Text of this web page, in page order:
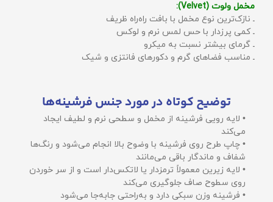
مخمل ولوت (Velvet):
ـ نازک‌ترین نوع مخمل با بافت راه‌راه ظریف
ـ کمی پرزدار با حس لمس نرم و لوکس
ـ گرمای بیشتر نسبت به میکرو
ـ مناسب فضاهای گرم و دکورهای فانتزی و شیک
توضیح کوتاه در مورد جنس فرشینه‌ها
• لایه رویی فرشینه از مخمل و سطحی نرم و لطیف ایجاد
می‌کند
• چاپ طرح روی فرشینه با وضوح بالا انجام می‌شود و رنگ‌ها
شفاف و ماندگار باقی می‌مانند
• لایه زیرین معمولاً ترمزدار یا لاتکس‌دار است و از سر خوردن
روی سطوح صاف جلوگیری می‌کند
• فرشینه وزن سبکی دارد و به‌راحتی جابه‌جا می‌شود